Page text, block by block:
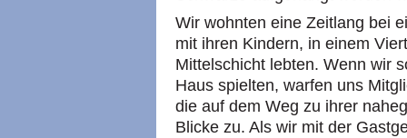
Wir wohnten eine Zeitlang bei
mit ihren Kindern, in einem
Mittelschicht lebten. Wenn wir
Haus spielten, warfen uns
die auf dem Weg zu ihrer
Blicke zu. Als wir mit der